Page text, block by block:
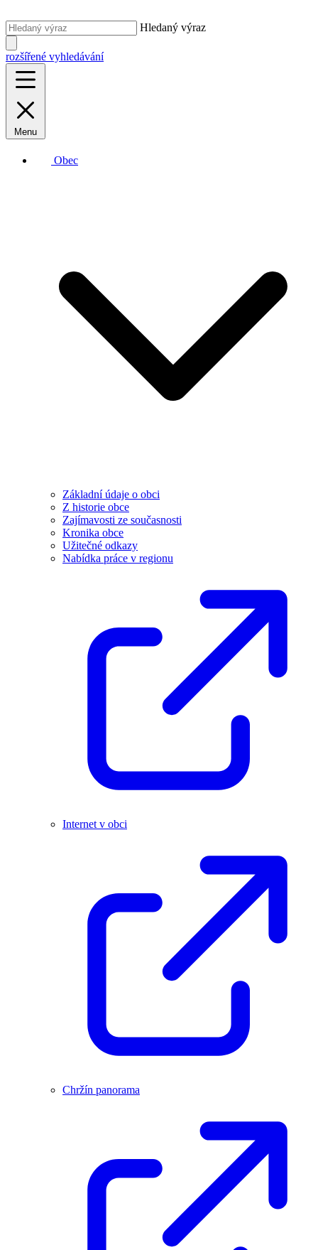
Hledaný výraz
rozšířené vyhledávání
Menu
Obec
Základní údaje o obci
Z historie obce
Zajímavosti ze současnosti
Kronika obce
Užitečné odkazy
Nabídka práce v regionu
Internet v obci
Chržín panorama